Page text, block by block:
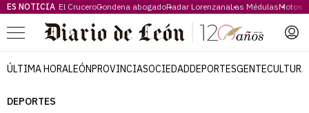
ES NOTICIA El CruceroCondena abogadoRadar LorenzanaLas MédulasMotos
Menú
ÚLTIMA HORALEÓNPROVINCIASOCIEDADDEPORTESGENTECULTURA
DEPORTES